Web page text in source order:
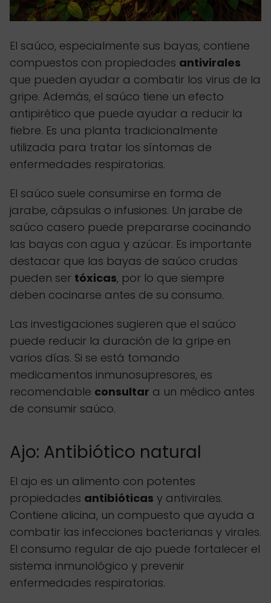
El saúco, especialmente sus bayas, contiene
compuestos con propiedades antivirales
que pueden ayudar a combatir los virus de la
gripe. Además, el saúco tiene un efecto
antipirético que puede ayudar a reducir la
fiebre. Es una planta tradicionalmente
utilizada para tratar los síntomas de
enfermedades respiratorias.
El saúco suele consumirse en forma de
jarabe, cápsulas o infusiones. Un jarabe de
saúco casero puede prepararse cocinando
las bayas con agua y azúcar. Es importante
destacar que las bayas de saúco crudas
pueden ser tóxicas, por lo que siempre
deben cocinarse antes de su consumo.
Las investigaciones sugieren que el saúco
puede reducir la duración de la gripe en
varios días. Si se está tomando
medicamentos inmunosupresores, es
recomendable consultar a un médico antes
de consumir saúco.
Ajo: Antibiótico natural
El ajo es un alimento con potentes
propiedades antibióticas y antivirales.
Contiene alicina, un compuesto que ayuda a
combatir las infecciones bacterianas y virales.
El consumo regular de ajo puede fortalecer el
sistema inmunológico y prevenir
enfermedades respiratorias.